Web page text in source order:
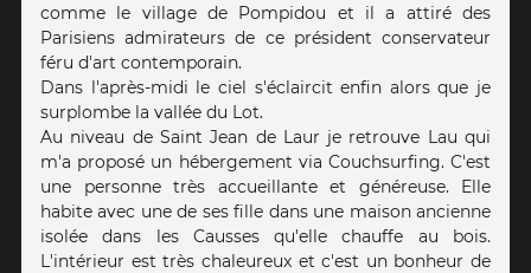
comme le village de Pompidou et il a attiré des
Parisiens admirateurs de ce président conservateur
féru d'art contemporain.
Dans l'après-midi le ciel s'éclaircit enfin alors que je
surplombe la vallée du Lot.
Au niveau de Saint Jean de Laur je retrouve Lau qui
m'a proposé un hébergement via Couchsurfing. C'est
une personne très accueillante et généreuse. Elle
habite avec une de ses fille dans une maison ancienne
isolée dans les Causses qu'elle chauffe au bois.
L'intérieur est très chaleureux et c'est un bonheur de